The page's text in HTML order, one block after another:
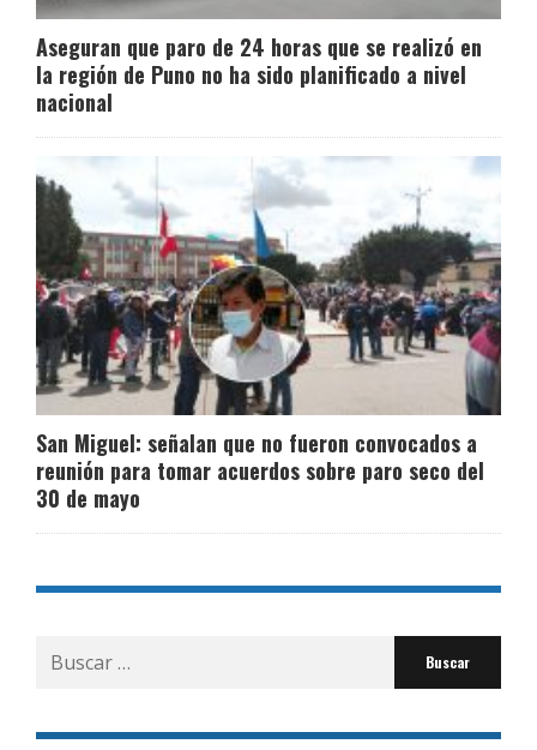
Aseguran que paro de 24 horas que se realizó en
la región de Puno no ha sido planificado a nivel
nacional
San Miguel: señalan que no fueron convocados a
reunión para tomar acuerdos sobre paro seco del
30 de mayo
Buscar
por: